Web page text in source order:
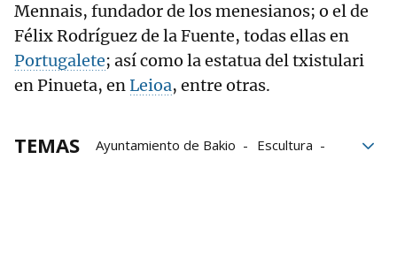
Mennais, fundador de los menesianos; o el de
Félix Rodríguez de la Fuente, todas ellas en
Portugalete; así como la estatua del txistulari
en Pinueta, enLeioa, entre otras.
TEMAS Ayuntamiento de Bakio
Escultura